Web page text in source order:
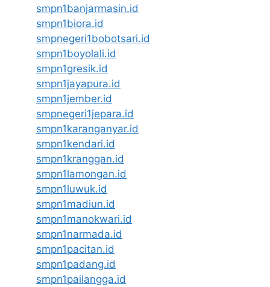
smpn1banjarmasin.id
smpn1biora.id
smpnegeri1bobotsari.id
smpn1boyolali.id
smpn1gresik.id
smpn1jayapura.id
smpn1jember.id
smpnegeri1jepara.id
smpn1karanganyar.id
smpn1kendari.id
smpn1kranggan.id
smpn1lamongan.id
smpn1luwuk.id
smpn1madiun.id
smpn1manokwari.id
smpn1narmada.id
smpn1pacitan.id
smpn1padang.id
smpn1pailangga.id